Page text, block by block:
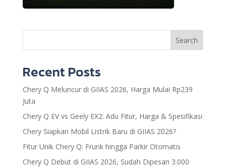
Search
Recent Posts
Chery Q Meluncur di GIIAS 2026, Harga Mulai Rp239
Juta
Chery Q EV vs Geely EX2: Adu Fitur, Harga & Spesifikasi
Chery Siapkan Mobil Listrik Baru di GIIAS 2026?
Fitur Unik Chery Q: Frunk hingga Parkir Otomatis
Chery Q Debut di GIIAS 2026, Sudah Dipesan 3.000